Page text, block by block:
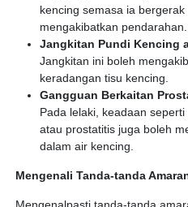
kencing semasa ia
mengakibatkan pendarahan.
Jangkitan Pundi Kencing
Jangkitan ini boleh
keradangan tisu kencing.
Gangguan Berkaitan
Pada lelaki, keadaan
atau prostatitis juga boleh
dalam air kencing.
Mengenali Tanda-tanda